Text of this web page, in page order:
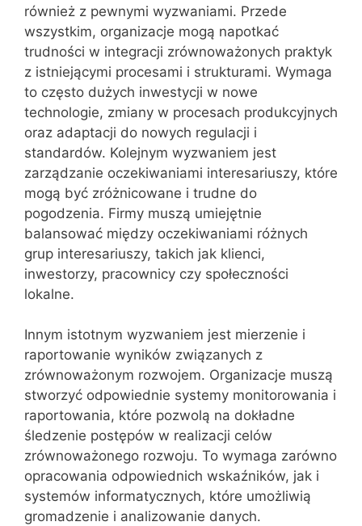
również z pewnymi wyzwaniami. Przede
wszystkim, organizacje mogą napotkać
trudności w integracji zrównoważonych praktyk
z istniejącymi procesami i strukturami. Wymaga
to często dużych inwestycji w nowe
technologie, zmiany w procesach produkcyjnych
oraz adaptacji do nowych regulacji i
standardów. Kolejnym wyzwaniem jest
zarządzanie oczekiwaniami interesariuszy, które
mogą być zróżnicowane i trudne do
pogodzenia. Firmy muszą umiejętnie
balansować między oczekiwaniami różnych
grup interesariuszy, takich jak klienci,
inwestorzy, pracownicy czy społeczności
lokalne.
Innym istotnym wyzwaniem jest mierzenie i
raportowanie wyników związanych z
zrównoważonym rozwojem. Organizacje muszą
stworzyć odpowiednie systemy monitorowania i
raportowania, które pozwolą na dokładne
śledzenie postępów w realizacji celów
zrównoważonego rozwoju. To wymaga zarówno
opracowania odpowiednich wskaźników, jak i
systemów informatycznych, które umożliwią
gromadzenie i analizowanie danych.